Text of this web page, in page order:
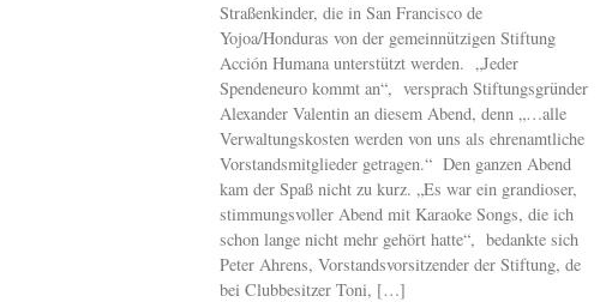
Straßenkinder, die in San Francisco de
Yojoa/Honduras von der gemeinnützigen Stiftung
Acción Humana unterstützt werden. „Jeder
Spendeneuro kommt an“, versprach Stiftungsgründer
Alexander Valentin an diesem Abend, denn „…alle
Verwaltungskosten werden von uns als ehrenamtliche
Vorstandsmitglieder getragen.“ Den ganzen Abend
kam der Spaß nicht zu kurz. „Es war ein grandioser,
stimmungsvoller Abend mit Karaoke Songs, die ich
schon lange nicht mehr gehört hatte“, bedankte sich
Peter Ahrens, Vorstandsvorsitzender der Stiftung, de
bei Clubbesitzer Toni, […]